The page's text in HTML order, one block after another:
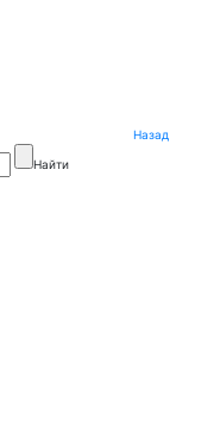
Назад
Найти